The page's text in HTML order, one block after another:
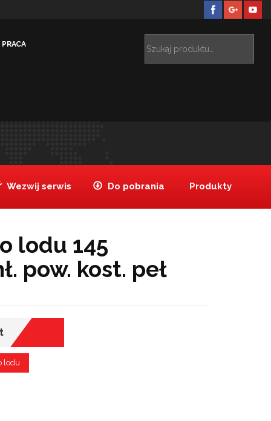
PRACA
Wezwij serwis Do pobrania Produkty
lodu 145
pow. kost. peł
lodu